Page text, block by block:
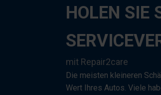
HOLEN SIE
mit Repair2care
Die meisten kleineren
Wert Ihres Autos. Viele